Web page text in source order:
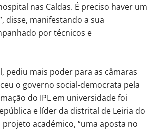
nas Caldas. É preciso haver um
disse, manifestando a sua
por técnicos e
pediu mais poder para as câmaras
o governo social-democrata pela
do IPL em universidade foi
e líder da distrital de Leiria do
académico, “uma aposta no